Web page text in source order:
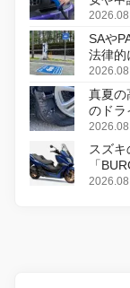
SAや
法律的
真夏の
のドラ
スズ
「
変更し